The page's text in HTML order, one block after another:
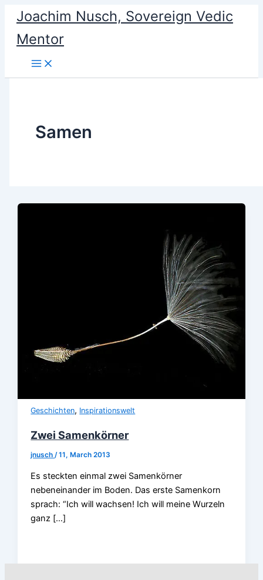
content
Joachim Nusch, Sovereign Vedic
Mentor
Samen
Geschichten, Inspirationswelt
Zwei Samenkörner
jnusch/11, March 2013
Es steckten einmal zwei Samenkörner
nebeneinander im Boden. Das erste Samenkorn
sprach: “Ich will wachsen! Ich will meine Wurzeln
ganz […]